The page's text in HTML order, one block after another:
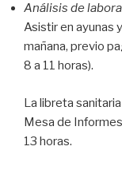
Análisis de
Asistir en ayunas
mañana, previo
8 a 11 horas).
La libreta
Mesa de
13 horas.